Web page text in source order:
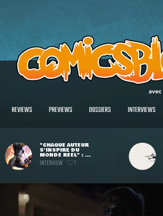
REVIEWS PREVIEWS DOSSIERS INTERVIEWS
"CHAQUE AUTEUR
S'INSPIRE DU
MONDE RÉEL" : ...
INTERVIEW 1